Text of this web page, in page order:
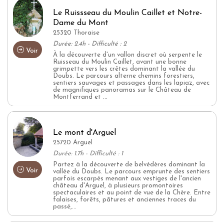
Voir
Le Ruissseau du Moulin Caillet et Notre-
Dame du Mont
25320 Thoraise
Durée: 2.4h - Difficulté : 2
À la découverte d'un vallon discret où serpente le
Ruisseau du Moulin Caillet, avant une bonne
grimpette vers les crêtes dominant la vallée du
Doubs. Le parcours alterne chemins forestiers,
sentiers sauvages et passages dans les lapiaz, avec
de magnifiques panoramas sur le Château de
Montferrand et ...
Voir
Le mont d'Arguel
25720 Arguel
Durée: 1.7h - Difficulté : 1
Partez à la découverte de belvédères dominant la
vallée du Doubs. Le parcours emprunte des sentiers
parfois escarpés menant aux vestiges de l'ancien
château d'Arguel, à plusieurs promontoires
spectaculaires et au point de vue de la Chère. Entre
falaises, forêts, pâtures et anciennes traces du
passé,...